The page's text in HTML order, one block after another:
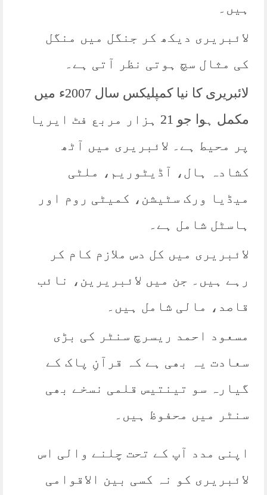
ہیں۔
لائبریری دیکھ کر جنگل میں منگل
کی مثال سچ ہوتی نظر آتی ہے۔
لائبریری کا نیا کمپلیکس سال 2007ء میں
مکمل ہوا جو 21 ہزار مربع فٹ ایریا
پر محیط ہے۔ لائبریری میں آٹھ
کشادہ ہال، آڈیٹوریم، ملٹی
میڈیا ورک سٹیشن، کمیٹی روم اور
ہاسٹل شامل ہے۔
لائبریری میں کل دس ملازم کام کر
رہے ہیں۔ جن میں لائبریرین، نائب
قاصد، مالی شامل ہیں۔
مسعود احمد ریسرچ سنٹر کی بڑی
سعادت یہ بھی ہے کہ قرآنِ پاک کے
گیارہ سو تینتیس قلمی نسخے بھی
سنٹر میں محفوظ ہیں۔
اپنی مدد آپ کے تحت چلنے والی اس
لائبریری کو نہ کسی بین الاقوامی